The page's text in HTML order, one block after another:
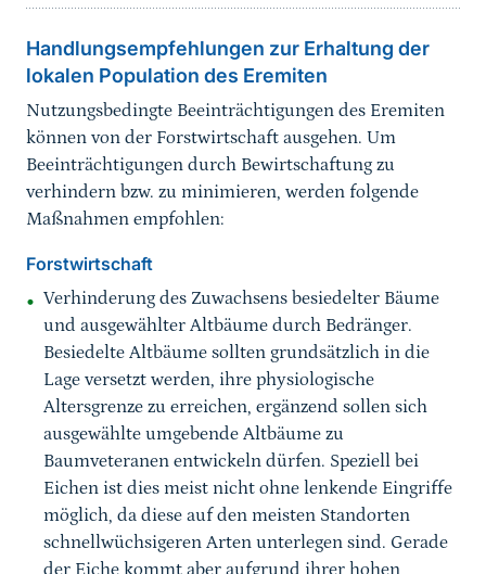
Handlungsempfehlungen zur Erhaltung der
lokalen Population des Eremiten
Nutzungsbedingte Beeinträchtigungen des Eremiten
können von der Forstwirtschaft ausgehen. Um
Beeinträchtigungen durch Bewirtschaftung zu
verhindern bzw. zu minimieren, werden folgende
Maßnahmen empfohlen:
Forstwirtschaft
Verhinderung des Zuwachsens besiedelter Bäume
und ausgewählter Altbäume durch Bedränger.
Besiedelte Altbäume sollten grundsätzlich in die
Lage versetzt werden, ihre physiologische
Altersgrenze zu erreichen, ergänzend sollen sich
ausgewählte umgebende Altbäume zu
Baumveteranen entwickeln dürfen. Speziell bei
Eichen ist dies meist nicht ohne lenkende Eingriffe
möglich, da diese auf den meisten Standorten
schnellwüchsigeren Arten unterlegen sind. Gerade